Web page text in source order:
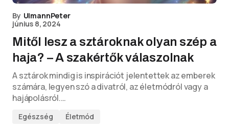
By UlmannPeter
június 8, 2024
Mitől lesz a sztároknak olyan szép a
haja? – A szakértők válaszolnak
A sztárok mindig is inspirációt jelentettek az emberek
számára, legyen szó a divatról, az életmódról vagy a
hajápolásról.…
Egészség Életmód